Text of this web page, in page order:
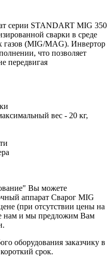
серии STANDART MIG 350
сварки в среде
(MIG/MAG). Инвертор
что позволяет
передвигая
вес - 20 кг,
Вы можете
аппарат Сварог MIG
(при отсутствии цены на
нам и мы предложим Вам
оборудования заказчику в
срок.